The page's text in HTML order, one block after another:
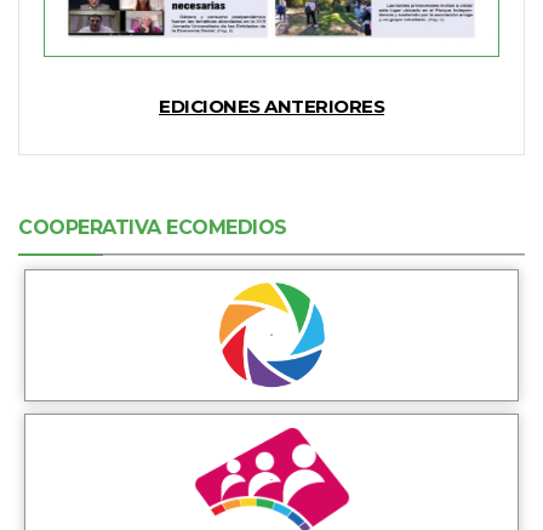
EDICIONES ANTERIORES
COOPERATIVA ECOMEDIOS